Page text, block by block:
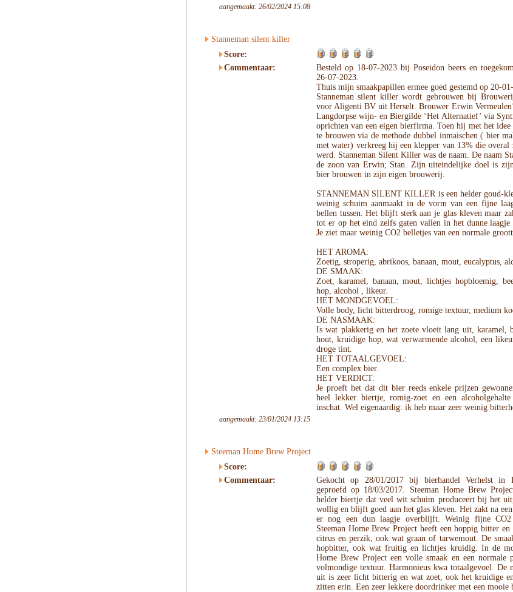
aangemaakt: 26/02/2024 15:08
Stanneman silent killer
Score:
Commentaar:
Besteld op 18-07-2023 bij Poseidon beers en
26-07-2023.
Thuis mijn smaakpapillen ermee goed gestemd op 20-
Stanneman silent killer wordt gebrouwen bij
voor Aligenti BV uit Herselt. Brouwer Erwin
Langdorpse wijn- en Biergilde ‘Het Alternatief’ via
oprichten van een eigen bierfirma. Toen hij met het
te brouwen via de methode dubbel inmaischen ( bier
met water) verkreeg hij een klepper van 13% die overal
werd. Stanneman Silent Killer was de naam. De naam
de zoon van Erwin; Stan. Zijn uiteindelijke doel is zijn
bier brouwen in zijn eigen brouwerij.
STANNEMAN SILENT KILLER is een helder goud-
weinig schuim aanmaakt in de vorm van een fijne
bellen tussen. Het blijft sterk aan je glas kleven maar
tot er op het eind zelfs gaten vallen in het dunne
Je ziet maar weinig CO2 belletjes van een normale
HET AROMA:
Zoetig, stroperig, abrikoos, banaan, mout, eucalyptus,
DE SMAAK:
Zoet, karamel, banaan, mout, lichtjes hopbloemig,
hop, alcohol , likeur.
HET MONDGEVOEL:
Volle body, licht bitterdroog, romige textuur, medium
DE NASMAAK:
Is wat plakkerig en het zoete vloeit lang uit, karamel,
hout, kruidige hop, wat verwarmende alcohol, een
droge tint.
HET TOTAALGEVOEL:
Een complex bier.
HET VERDICT:
Je proeft het dat dit bier reeds enkele prijzen
heel lekker biertje, romig-zoet en een
inschat. Wel eigenaardig: ik heb maar zeer weinig
aangemaakt: 23/01/2024 13:15
Steeman Home Brew Project
Score:
Commentaar:
Gekocht op 28/01/2017 bij bierhandel Verhelst in
geproefd op 18/03/2017. Steeman Home Brew
helder biertje dat veel wit schuim produceert bij het
wollig en blijft goed aan het glas kleven. Het zakt na
er nog een dun laagje overblijft. Weinig fijne CO2
Steeman Home Brew Project heeft een hoppig bitter
citrus en perzik, ook wat graan of tarwemout. De
hopbitter, ook wat fruitig en lichtjes kruidig. In de
Home Brew Project een volle smaak en een normale
volmondige textuur. Harmonieus kwa totaalgevoel. De
uit is zeer licht bitterig en wat zoet, ook het kruidige
zitten erin. Een zeer lekkere doordrinker met een mooie